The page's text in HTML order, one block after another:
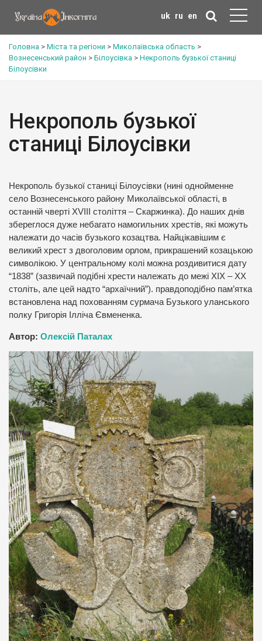
uk ru en
Головна > Міста та регіони > Миколаївська область >
Вознесенський район > Білоусівка > Некрополь бузької станиці
Білоусівки
Некрополь бузької
станиці Білоусівки
Некрополь бузької станиці Білоусівки (нині однойменне
село Вознесенського району Миколаївської області, в
останній чверті XVІІІ століття – Скаржинка). До наших днів
збереглося дуже небагато намогильних хрестів, які можуть
належати до часів бузького козацтва. Найцікавішим є
великий хрест з двоголовим орлом, прикрашений козацькою
символікою. У центральному колі можна роздивитися дату
“1838” (зазвичай подібні хрести належать до межі ХІХ – ХХ
століть, але цей надто “архаїчний”). правдоподібно пам’ятка
встановлена над похованням сурмача Бузького уланського
полку Григорія Ілліча Євмененка.
Автор: Олексій Паталах